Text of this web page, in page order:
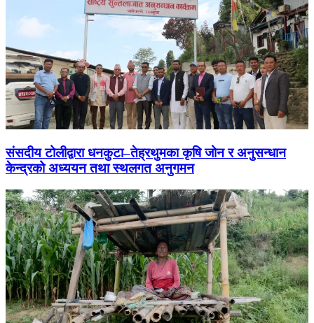
संसदीय टोलीद्वारा धनकुटा–तेह्रथुमका कृषि जोन र अनुसन्धान
केन्द्रको अध्ययन तथा स्थलगत अनुगमन